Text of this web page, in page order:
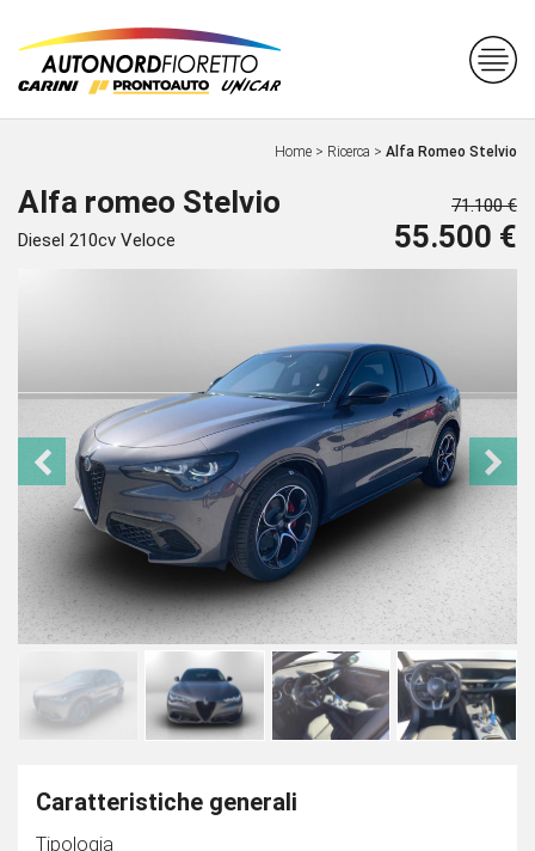
Home > Ricerca > Alfa Romeo Stelvio
Alfa romeo Stelvio
Diesel 210cv Veloce
71.100 €
55.500 €
Caratteristiche generali
Tipologia